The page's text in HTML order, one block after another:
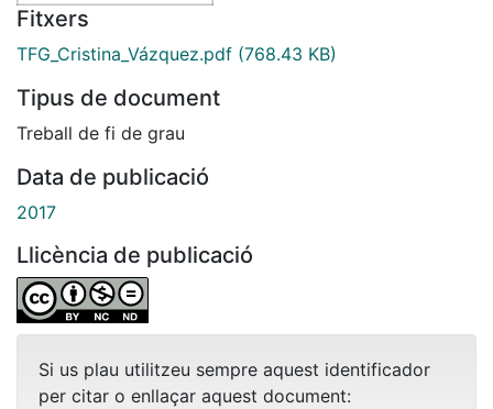
Fitxers
TFG_Cristina_Vázquez.pdf (768.43 KB)
Tipus de document
Treball de fi de grau
Data de publicació
2017
Llicència de publicació
Si us plau utilitzeu sempre aquest identificador
per citar o enllaçar aquest document: